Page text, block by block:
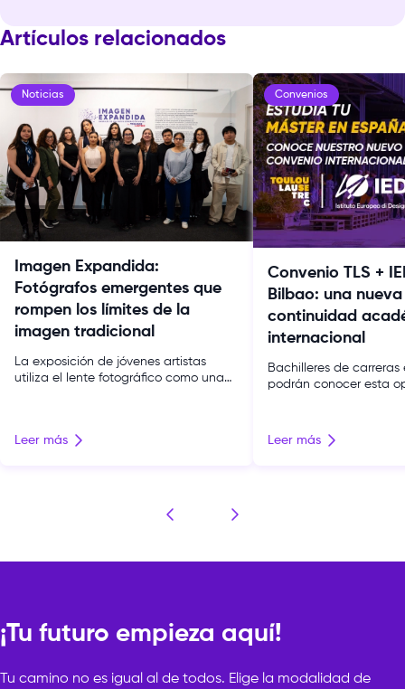
Artículos relacionados
Noticias
Imagen Expandida:
Fotógrafos emergentes que
rompen los límites de la
imagen tradicional
La exposición de jóvenes artistas
utiliza el lente fotográfico como una
un momento de expansión. Ya no se
memoria, la identidad y el territorio.
Leer más
Convenios
Convenio TLS +
Bilbao: una
continuidad
internacional
Bachilleres de carreras
podrán conocer esta
descuento exclusivo.
suma una nueva
Leer más
¡Tu futuro empieza aquí!
Tu camino no es igual al de todos. Elige la modalidad de